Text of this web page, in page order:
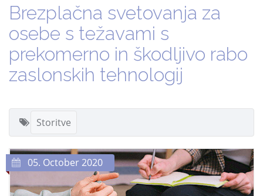
Brezplačna svetovanja za
osebe s težavami s
prekomerno in škodljivo rabo
zaslonskih tehnologij
Storitve
05. October 2020